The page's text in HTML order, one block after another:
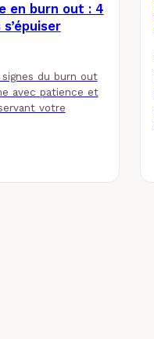
en burn out : 4
du burn out
avec patience et
votre